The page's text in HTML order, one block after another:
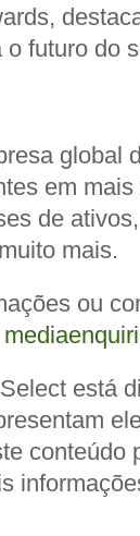
o futuro do
global
em
de
mais.
ou
está
conteúdo